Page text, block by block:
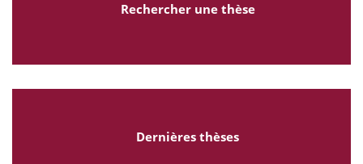
Rechercher une thèse
Dernières thèses